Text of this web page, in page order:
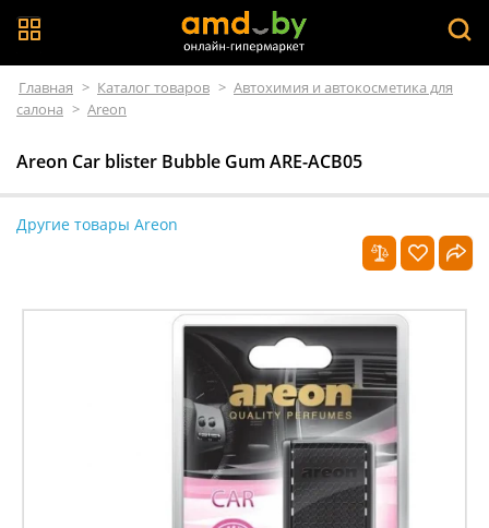
Главная > Каталог товаров > Автохимия и автокосметика для
салона > Areon
Areon Car blister Bubble Gum ARE-ACB05
Другие товары Areon